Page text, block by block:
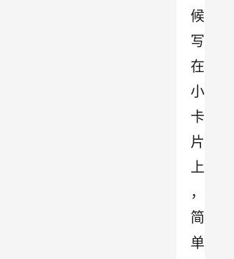
候
写
在
小
卡
片
上
，
简
单